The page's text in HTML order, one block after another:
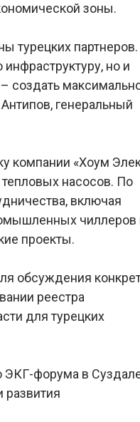
зоны.
турецких
но и
создать
генеральный
компании «Хоум
насосов. По
включая
чиллеров
проекты.
обсуждения
реестра
для турецких
ЭКГ-форума в
развития